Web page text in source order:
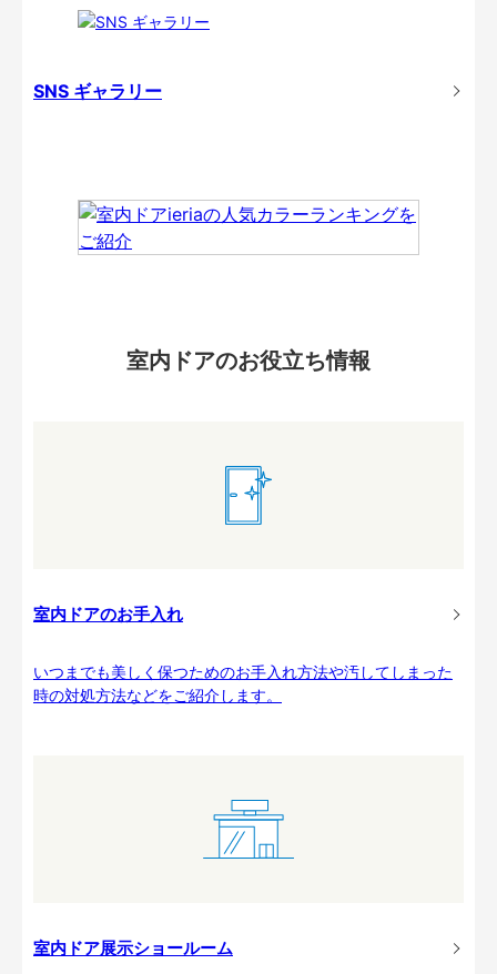
SNS ギャラリー
室内ドアのお役立ち情報
室内ドアのお手入れ
いつまでも美しく保つためのお手入れ方法や汚してしまった
時の対処方法などをご紹介します。
室内ドア展示ショールーム